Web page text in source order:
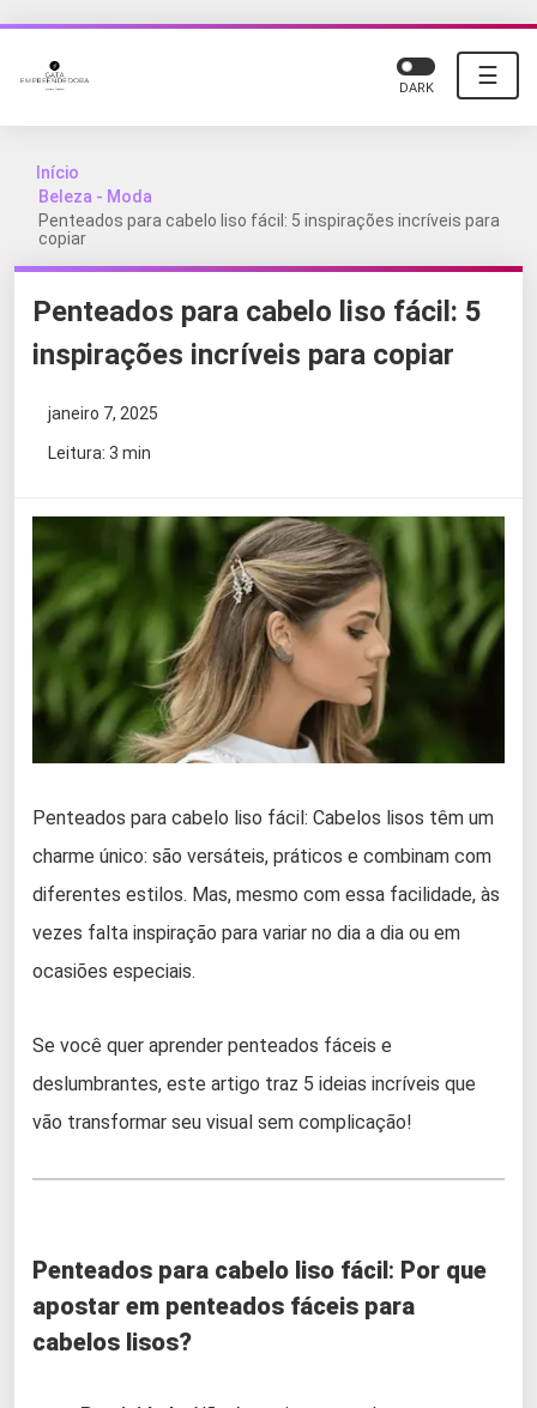
☰
DARK
Início
Beleza - Moda
Penteados para cabelo liso fácil: 5 inspirações incríveis para
copiar
Penteados para cabelo liso fácil: 5
inspirações incríveis para copiar
janeiro 7, 2025
Leitura: 3 min
Penteados para cabelo liso fácil: Cabelos lisos têm um
charme único: são versáteis, práticos e combinam com
diferentes estilos. Mas, mesmo com essa facilidade, às
vezes falta inspiração para variar no dia a dia ou em
ocasiões especiais.
Se você quer aprender penteados fáceis e
deslumbrantes, este artigo traz 5 ideias incríveis que
vão transformar seu visual sem complicação!
Penteados para cabelo liso fácil: Por que
apostar em penteados fáceis para
cabelos lisos?